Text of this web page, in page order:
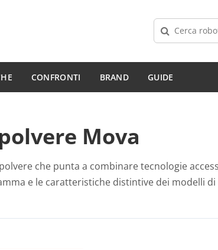
CONFRONTI BRAND GUIDE
Mova
che punta a combinare tecnologie
e le caratteristiche distintive dei modelli